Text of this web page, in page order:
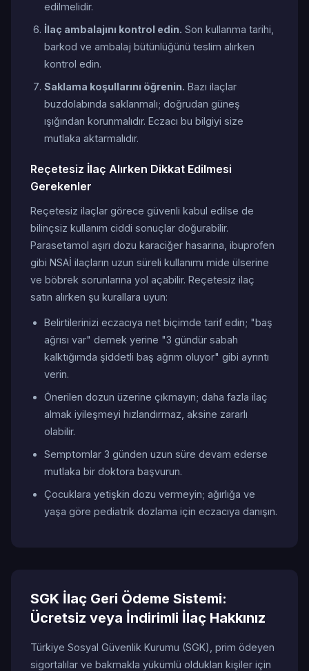
edilmelidir.
İlaç ambalajını kontrol edin. Son kullanma tarihi,
barkod ve ambalaj bütünlüğünü teslim alırken
kontrol edin.
Saklama koşullarını öğrenin. Bazı ilaçlar
buzdolabında saklanmalı; doğrudan güneş
ışığından korunmalıdır. Eczacı bu bilgiyi size
mutlaka aktarmalıdır.
Reçetesiz İlaç Alırken Dikkat Edilmesi
Gerekenler
Reçetesiz ilaçlar görece güvenli kabul edilse de
bilinçsiz kullanım ciddi sonuçlar doğurabilir.
Parasetamol aşırı dozu karaciğer hasarına, ibuprofen
gibi NSAİ ilaçların uzun süreli kullanımı mide ülserine
ve böbrek sorunlarına yol açabilir. Reçetesiz ilaç
satın alırken şu kurallara uyun:
Belirtilerinizi eczacıya net biçimde tarif edin; "baş
ağrısı var" demek yerine "3 gündür sabah
kalktığımda şiddetli baş ağrım oluyor" gibi ayrıntı
verin.
Önerilen dozun üzerine çıkmayın; daha fazla ilaç
almak iyileşmeyi hızlandırmaz, aksine zararlı
olabilir.
Semptomlar 3 günden uzun süre devam ederse
mutlaka bir doktora başvurun.
Çocuklara yetişkin dozu vermeyin; ağırlığa ve
yaşa göre pediatrik dozlama için eczacıya danışın.
SGK İlaç Geri Ödeme Sistemi:
Ücretsiz veya İndirimli İlaç Hakkınız
Türkiye Sosyal Güvenlik Kurumu (SGK), prim ödeyen
sigortalılar ve bakmakla yükümlü oldukları kişiler için